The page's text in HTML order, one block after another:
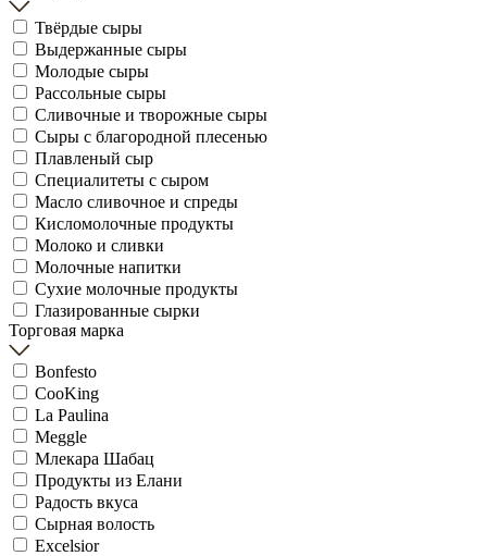
Твёрдые сыры
Выдержанные сыры
Молодые сыры
Рассольные сыры
Сливочные и творожные сыры
Сыры с благородной плесенью
Плавленый сыр
Специалитеты с сыром
Масло сливочное и спреды
Кисломолочные продукты
Молоко и сливки
Молочные напитки
Сухие молочные продукты
Глазированные сырки
Торговая марка
Bonfesto
CooKing
La Paulina
Meggle
Млекара Шабац
Продукты из Елани
Радость вкуса
Сырная волость
Excelsior